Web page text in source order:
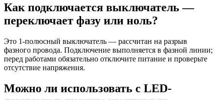
Как подключается выключатель —
переключает фазу или ноль?
Это 1-полюсный выключатель — рассчитан на разрыв
фазного провода. Подключение выполняется в фазной линии;
перед работами обязательно отключите питание и проверьте
отсутствие напряжения.
Можно ли использовать с LED-